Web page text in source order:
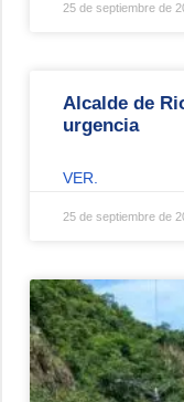
25 de septiembre de
Alcalde de
urgencia
VER.
25 de septiembre de